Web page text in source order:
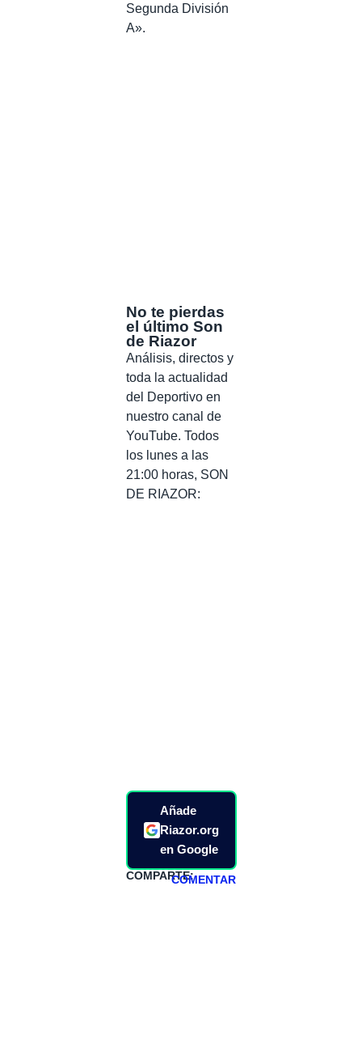
Segunda División
A».
No te pierdas
el último Son
de Riazor
Análisis, directos y
toda la actualidad
del Deportivo en
nuestro canal de
YouTube. Todos
los lunes a las
21:00 horas, SON
DE RIAZOR:
Añade
Riazor.org
en Google
COMPARTE:COMENTAR